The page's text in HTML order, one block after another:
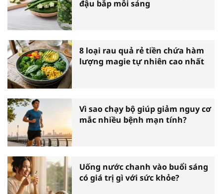
đậu bắp mỗi sáng
8 loại rau quả rẻ tiền chứa hàm
lượng magie tự nhiên cao nhất
Vì sao chạy bộ giúp giảm nguy cơ
mắc nhiều bệnh mạn tính?
Uống nước chanh vào buổi sáng
có giá trị gì với sức khỏe?